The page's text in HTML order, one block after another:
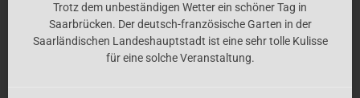
Trotz dem unbeständigen Wetter ein schöner Tag in
Saarbrücken. Der deutsch-französische Garten in der
Saarländischen Landeshauptstadt ist eine sehr tolle Kulisse
für eine solche Veranstaltung.